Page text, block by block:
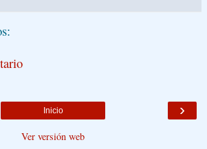
›
Inicio
Ver versión web